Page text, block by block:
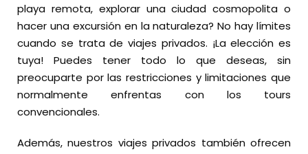
playa remota, explorar una ciudad cosmopolita o
hacer una excursión en la naturaleza? No hay límites
cuando se trata de viajes privados. ¡La elección es
tuya! Puedes tener todo lo que deseas, sin
preocuparte por las restricciones y limitaciones que
normalmente enfrentas con los tours
convencionales.
Además, nuestros viajes privados también ofrecen